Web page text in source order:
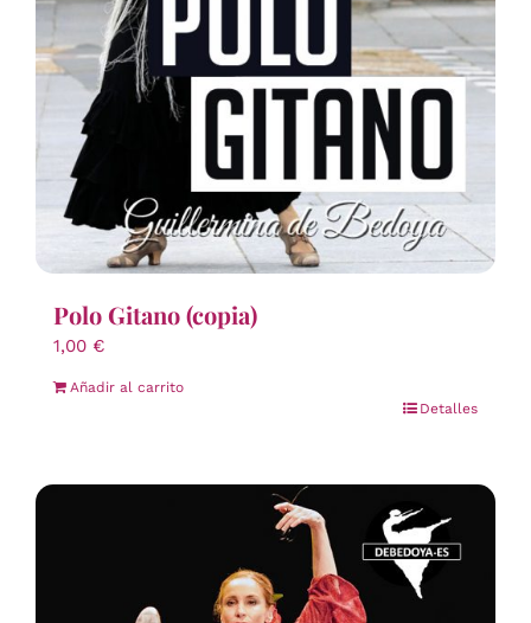
Polo Gitano (copia)
1,00 €
Añadir al carrito
Detalles